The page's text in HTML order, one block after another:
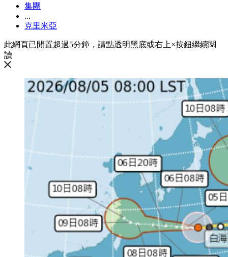
集團
...
克里米亞
此網頁已閒置超過5分鐘，請點透明黑底或右上×按鈕繼續閱
讀